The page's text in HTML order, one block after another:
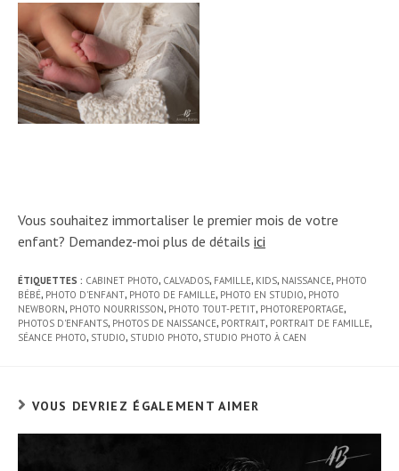
Vous souhaitez immortaliser le premier mois de votre
enfant? Demandez-moi plus de détails ici
ÉTIQUETTES : CABINET PHOTO, CALVADOS, FAMILLE, KIDS, NAISSANCE, PHOTO
BÉBÉ, PHOTO D'ENFANT, PHOTO DE FAMILLE, PHOTO EN STUDIO, PHOTO
NEWBORN, PHOTO NOURRISSON, PHOTO TOUT-PETIT, PHOTOREPORTAGE,
PHOTOS D'ENFANTS, PHOTOS DE NAISSANCE, PORTRAIT, PORTRAIT DE FAMILLE,
SÉANCE PHOTO, STUDIO, STUDIO PHOTO, STUDIO PHOTO À CAEN
VOUS DEVRIEZ ÉGALEMENT AIMER